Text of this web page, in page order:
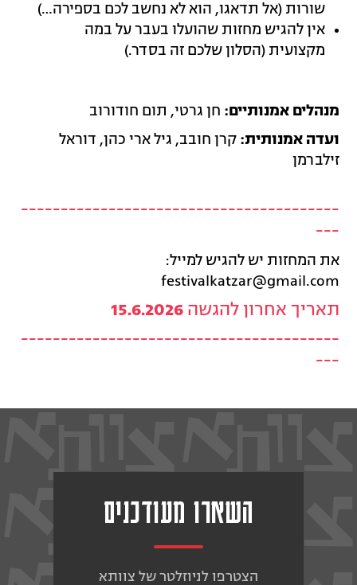
שורות (אל תדאגו, הוא לא נחשב לכם בספירה…)
אין להגיש מחזות שהועלו בעבר על במה
מקצועית (הסלון שלכם זה בסדר.)
מנהלים אמנותיים: חן גרטי, תום חודורוב
ועדה אמנותית: קרן חובב, גיל ארי כהן, דוראל
זילברמן
----------------------------------------
---
את המחזות יש להגיש למייל:
festivalkatzar@gmail.com
תאריך אחרון להגשה15.6.2026
----------------------------------------
---
השארו מעודכנים
הצטרפו לניוזלטר של צוותא